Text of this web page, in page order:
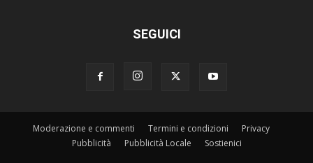
SEGUICI
Moderazione e commenti Termini e condizioni
Privacy
Pubblicità
Pubblicità Locale Sostienici